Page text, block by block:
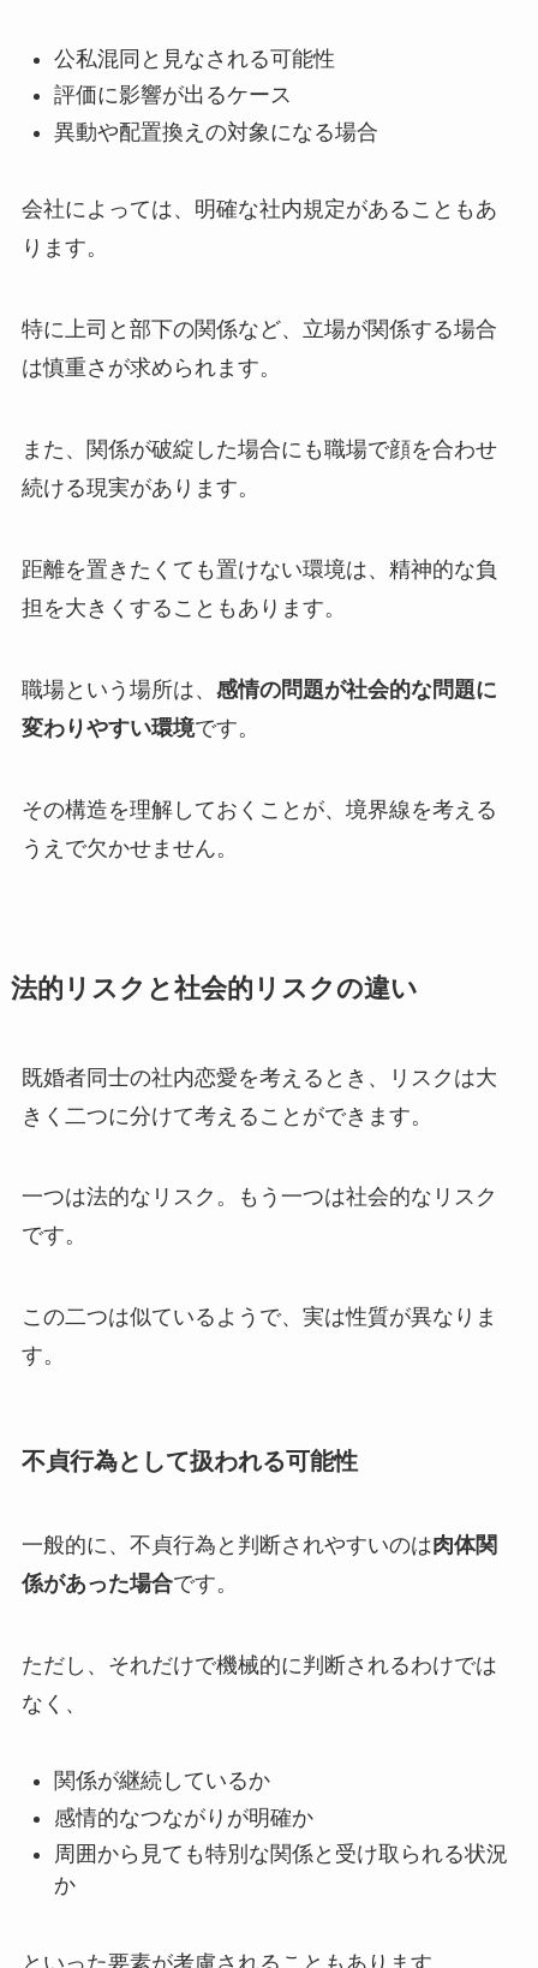
公私混同と見なされる可能性
評価に影響が出るケース
異動や配置換えの対象になる場合
会社によっては、明確な社内規定があることもあ
ります。
特に上司と部下の関係など、立場が関係する場合
は慎重さが求められます。
また、関係が破綻した場合にも職場で顔を合わせ
続ける現実があります。
距離を置きたくても置けない環境は、精神的な負
担を大きくすることもあります。
職場という場所は、 感情の問題が社会的な問題に
変わりやすい環境です。
その構造を理解しておくことが、境界線を考える
うえで欠かせません。
法的リスクと社会的リスクの違い
既婚者同士の社内恋愛を考えるとき、リスクは大
きく二つに分けて考えることができます。
一つは法的なリスク。もう一つは社会的なリスク
です。
この二つは似ているようで、実は性質が異なりま
す。
不貞行為として扱われる可能性
一般的に、不貞行為と判断されやすいのは肉体関
係があった場合です。
ただし、それだけで機械的に判断されるわけでは
なく、
関係が継続しているか
感情的なつながりが明確か
周囲から見ても特別な関係と受け取られる状況
か